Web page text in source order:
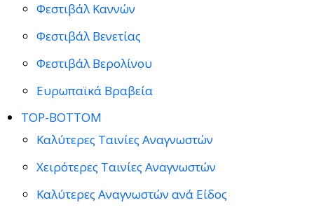
Φεστιβάλ Καννών
Φεστιβάλ Βενετίας
Φεστιβάλ Βερολίνου
Ευρωπαϊκά Βραβεία
TOP-BOTTOM
Καλύτερες Ταινίες Αναγνωστών
Χειρότερες Ταινίες Αναγνωστών
Καλύτερες Αναγνωστών ανά Είδος